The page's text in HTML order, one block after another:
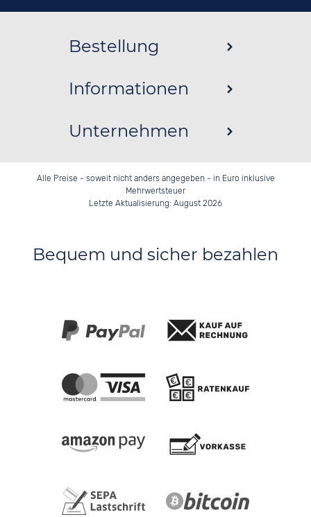
Bestellung
Informationen
Unternehmen
Alle Preise - soweit nicht anders angegeben - in Euro inklusive
Mehrwertsteuer
Letzte Aktualisierung: August 2026
Bequem und sicher bezahlen